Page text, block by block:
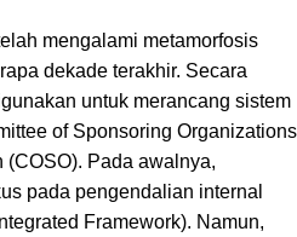
mengalami metamorfosis
dekade terakhir. Secara
untuk merancang sistem
of Sponsoring Organizations
(COSO). Pada awalnya,
pada pengendalian internal
Framework). Namun,